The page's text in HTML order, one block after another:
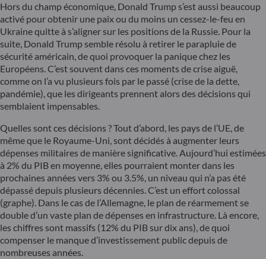
Hors du champ économique, Donald Trump s’est aussi beaucoup
activé pour obtenir une paix ou du moins un cessez-le-feu en
Ukraine quitte à s’aligner sur les positions de la Russie. Pour la
suite, Donald Trump semble résolu à retirer le parapluie de
sécurité américain, de quoi provoquer la panique chez les
Européens. C’est souvent dans ces moments de crise aiguë,
comme on l’a vu plusieurs fois par le passé (crise de la dette,
pandémie), que les dirigeants prennent alors des décisions qui
semblaient impensables.
Quelles sont ces décisions ? Tout d’abord, les pays de l’UE, de
même que le Royaume-Uni, sont décidés à augmenter leurs
dépenses militaires de manière significative. Aujourd’hui estimées
à 2% du PIB en moyenne, elles pourraient monter dans les
prochaines années vers 3% ou 3.5%, un niveau qui n’a pas été
dépassé depuis plusieurs décennies. C’est un effort colossal
(graphe). Dans le cas de l’Allemagne, le plan de réarmement se
double d’un vaste plan de dépenses en infrastructure. Là encore,
les chiffres sont massifs (12% du PIB sur dix ans), de quoi
compenser le manque d’investissement public depuis de
nombreuses années.